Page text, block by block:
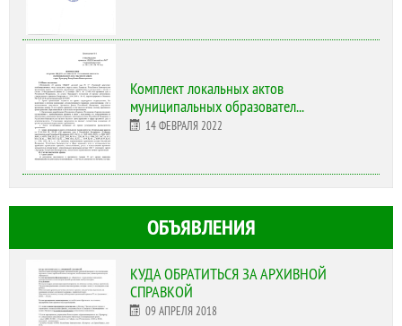
Комплект локальных актов
муниципальных образовател...
14 ФЕВРАЛЯ 2022
ОБЪЯВЛЕНИЯ
КУДА ОБРАТИТЬСЯ ЗА АРХИВНОЙ
СПРАВКОЙ
09 АПРЕЛЯ 2018